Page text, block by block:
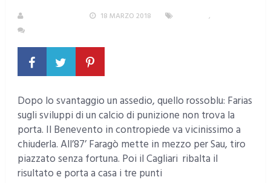
18 MARZO 2018 ,
Dopo lo svantaggio un assedio, quello rossoblu: Farias
sugli sviluppi di un calcio di punizione non trova la
porta. Il Benevento in contropiede va vicinissimo a
chiuderla. All’87’ Faragò mette in mezzo per Sau, tiro
piazzato senza fortuna. Poi il Cagliari ribalta il
risultato e porta a casa i tre punti